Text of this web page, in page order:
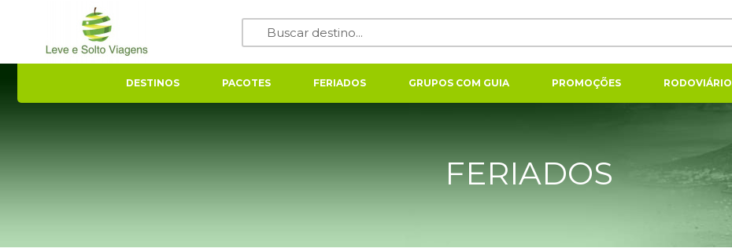
DESTINOS PACOTES FERIADOS GRUPOS COM GUIA PROMOÇÕES
FERIADOS